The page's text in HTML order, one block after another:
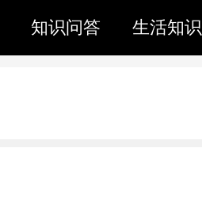
知识问答 生活知识